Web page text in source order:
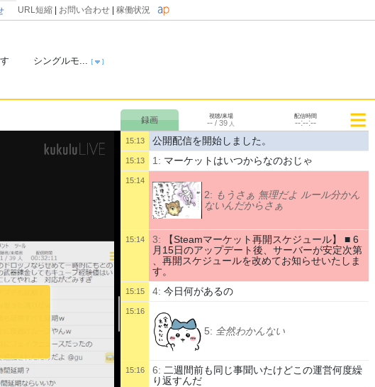
URL短縮 お問い合わせ 稼働状況
ります シングルモ...
視聴/来場
-- / 39 人
配信時間
--:--:--
15:13 公開配信を開始しました。
15:13 1: マーケットはいつからなのおじゃ
15:14
2: もうさぁ 無理だよ ルール分かん
ないんだからさぁ
15:14 3:
【Steamマーケット再開スケジュール】 ■ 6
月15日のアップデート後、サーバーが安定次第
、再開スケジュールを改めてお知らせいたしま
す。
15:15 4: 今日何があるの
15:16
5: 全然わかんない
15:16 6: 二週間前も同じ事聞いたけどこの運営何度繰
り返すんだ